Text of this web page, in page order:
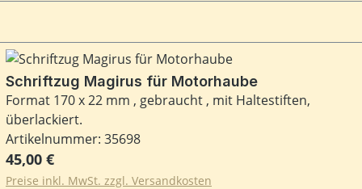
Schriftzug Magirus für Motorhaube
Format 170 x 22 mm , gebraucht , mit Haltestiften,
überlackiert.
Artikelnummer: 35698
Regulärer Preis:
45,00 €
Preise inkl. MwSt. zzgl. Versandkosten